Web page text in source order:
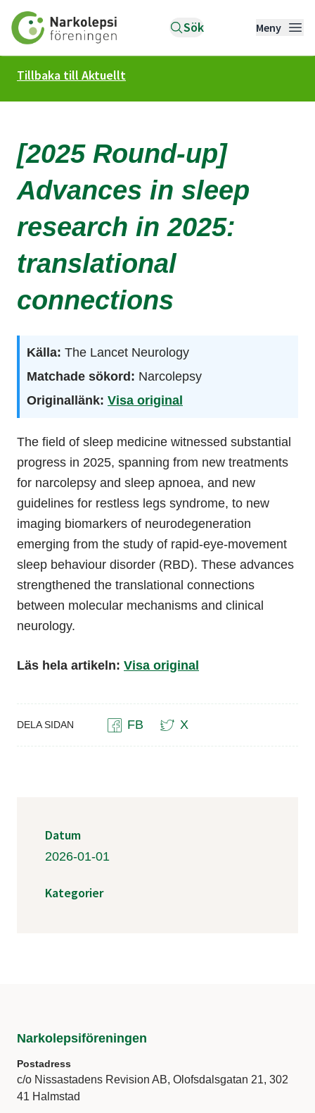
Till startsidan Sök Meny
Tillbaka till Aktuellt
[2025 Round-up]
Advances in sleep
research in 2025:
translational
connections
Källa: The Lancet Neurology
Matchade sökord: Narcolepsy
Originallänk: Visa original
The field of sleep medicine witnessed substantial
progress in 2025, spanning from new treatments
for narcolepsy and sleep apnoea, and new
guidelines for restless legs syndrome, to new
imaging biomarkers of neurodegeneration
emerging from the study of rapid-eye-movement
sleep behaviour disorder (RBD). These advances
strengthened the translational connections
between molecular mechanisms and clinical
neurology.
Läs hela artikeln: Visa original
DELA SIDAN FB X
Datum
2026-01-01
Kategorier
Narkolepsiföreningen
Postadress
c/o Nissastadens Revision AB, Olofsdalsgatan 21, 302
41 Halmstad